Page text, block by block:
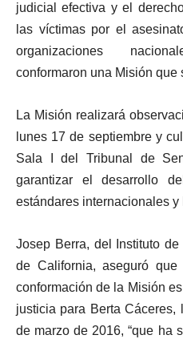
judicial efectiva y el
las víctimas por el
organizaciones
conformaron una Misión que
La Misión realizará
lunes 17 de septiembre y
Sala I del Tribunal de
garantizar el desarrollo
estándares internacionales y
Josep Berra, del Instituto
de California, aseguró
conformación de la Misión
justicia para Berta
de marzo de 2016, “que ha